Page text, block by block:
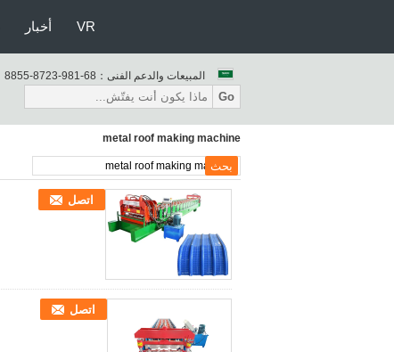
أخبار VR
المبيعات والدعم الفنى： 86-189-3278-5588
Go
metal roof making machine
اتصل
اتصل